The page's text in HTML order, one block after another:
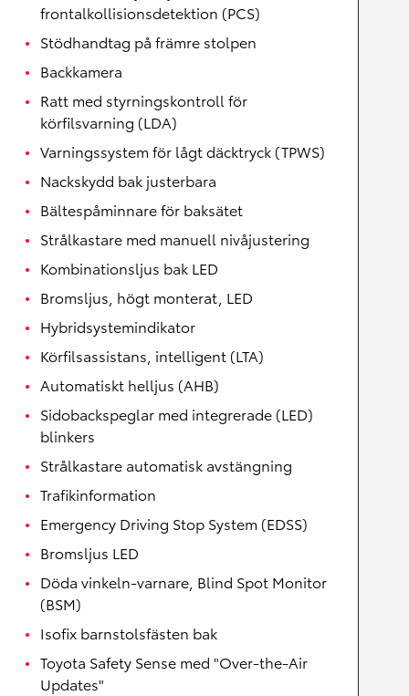
frontalkollisionsdetektion (PCS)
Stödhandtag på främre stolpen
Backkamera
Ratt med styrningskontroll för
körfilsvarning (LDA)
Varningssystem för lågt däcktryck (TPWS)
Nackskydd bak justerbara
Bältespåminnare för baksätet
Strålkastare med manuell nivåjustering
Kombinationsljus bak LED
Bromsljus, högt monterat, LED
Hybridsystemindikator
Körfilsassistans, intelligent (LTA)
Automatiskt helljus (AHB)
Sidobackspeglar med integrerade (LED)
blinkers
Strålkastare automatisk avstängning
Trafikinformation
Emergency Driving Stop System (EDSS)
Bromsljus LED
Döda vinkeln-varnare, Blind Spot Monitor
(BSM)
Isofix barnstolsfästen bak
Toyota Safety Sense med "Over-the-Air
Updates"